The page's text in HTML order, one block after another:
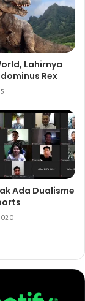
Lahirnya
Rex
Ada Dualisme